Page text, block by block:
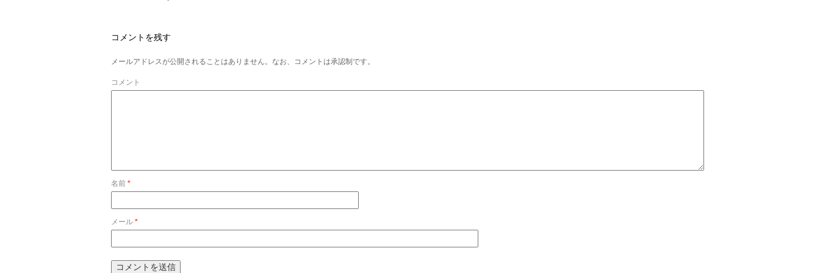
コメントを残す
メールアドレスが公開されることはありません。なお、コメントは承認制です。
コメント
名前 *
メール *